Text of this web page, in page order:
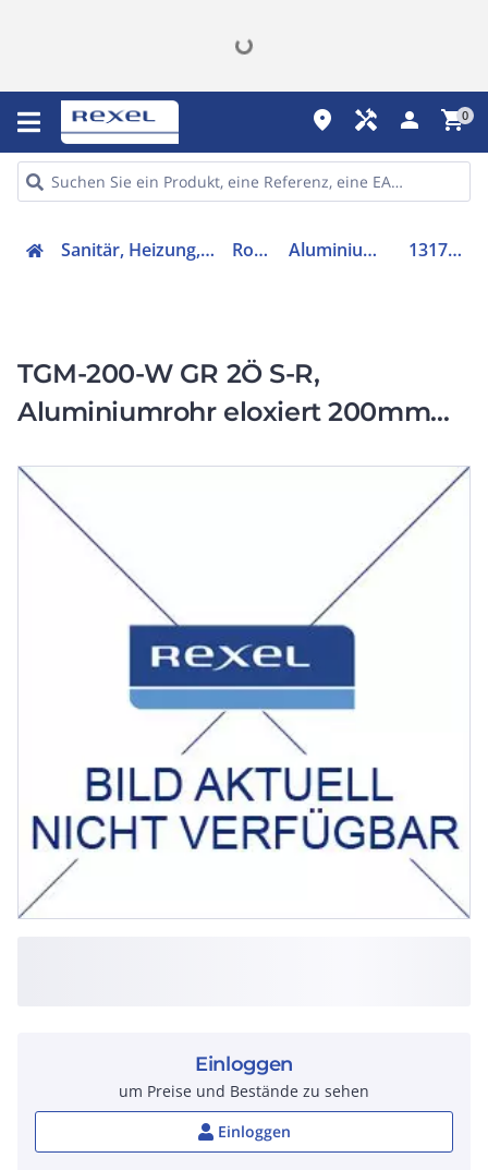
place handyman person shopping_cart0
Sanitär, Heizung, Klima Rohre Aluminiumrohr 1317501
TGM-200-W GR 2Ö S-R,
Aluminiumrohr eloxiert 200mm
Einloggen
um Preise und Bestände zu sehen
Einloggen